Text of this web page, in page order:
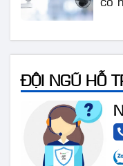
ĐỘI NGŨ HỖ